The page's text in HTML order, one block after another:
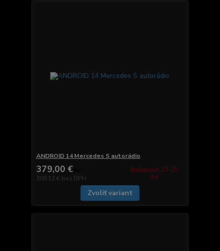
ANDROID 14 Mercedes S autorádio
379,00 €
308,13 € bez DPH
dostupnosť: 15-25
dní
Zvoliť variant